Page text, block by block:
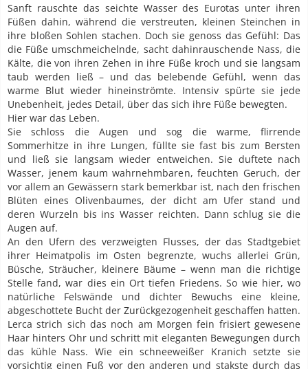
Sanft rauschte das seichte Wasser des Eurotas unter ihren
Füßen dahin, während die verstreuten, kleinen Steinchen in
ihre bloßen Sohlen stachen. Doch sie genoss das Gefühl: Das
die Füße umschmeichelnde, sacht dahinrauschende Nass, die
Kälte, die von ihren Zehen in ihre Füße kroch und sie langsam
taub werden ließ – und das belebende Gefühl, wenn das
warme Blut wieder hineinströmte. Intensiv spürte sie jede
Unebenheit, jedes Detail, über das sich ihre Füße bewegten.
Hier war das Leben.
Sie schloss die Augen und sog die warme, flirrende
Sommerhitze in ihre Lungen, füllte sie fast bis zum Bersten
und ließ sie langsam wieder entweichen. Sie duftete nach
Wasser, jenem kaum wahrnehmbaren, feuchten Geruch, der
vor allem an Gewässern stark bemerkbar ist, nach den frischen
Blüten eines Olivenbaumes, der dicht am Ufer stand und
deren Wurzeln bis ins Wasser reichten. Dann schlug sie die
Augen auf.
An den Ufern des verzweigten Flusses, der das Stadtgebiet
ihrer Heimatpolis im Osten begrenzte, wuchs allerlei Grün,
Büsche, Sträucher, kleinere Bäume – wenn man die richtige
Stelle fand, war dies ein Ort tiefen Friedens. So wie hier, wo
natürliche Felswände und dichter Bewuchs eine kleine,
abgeschottete Bucht der Zurückgezogenheit geschaffen hatten.
Lerca strich sich das noch am Morgen fein frisiert gewesene
Haar hinters Ohr und schritt mit eleganten Bewegungen durch
das kühle Nass. Wie ein schneeweißer Kranich setzte sie
vorsichtig einen Fuß vor den anderen und stakste durch das